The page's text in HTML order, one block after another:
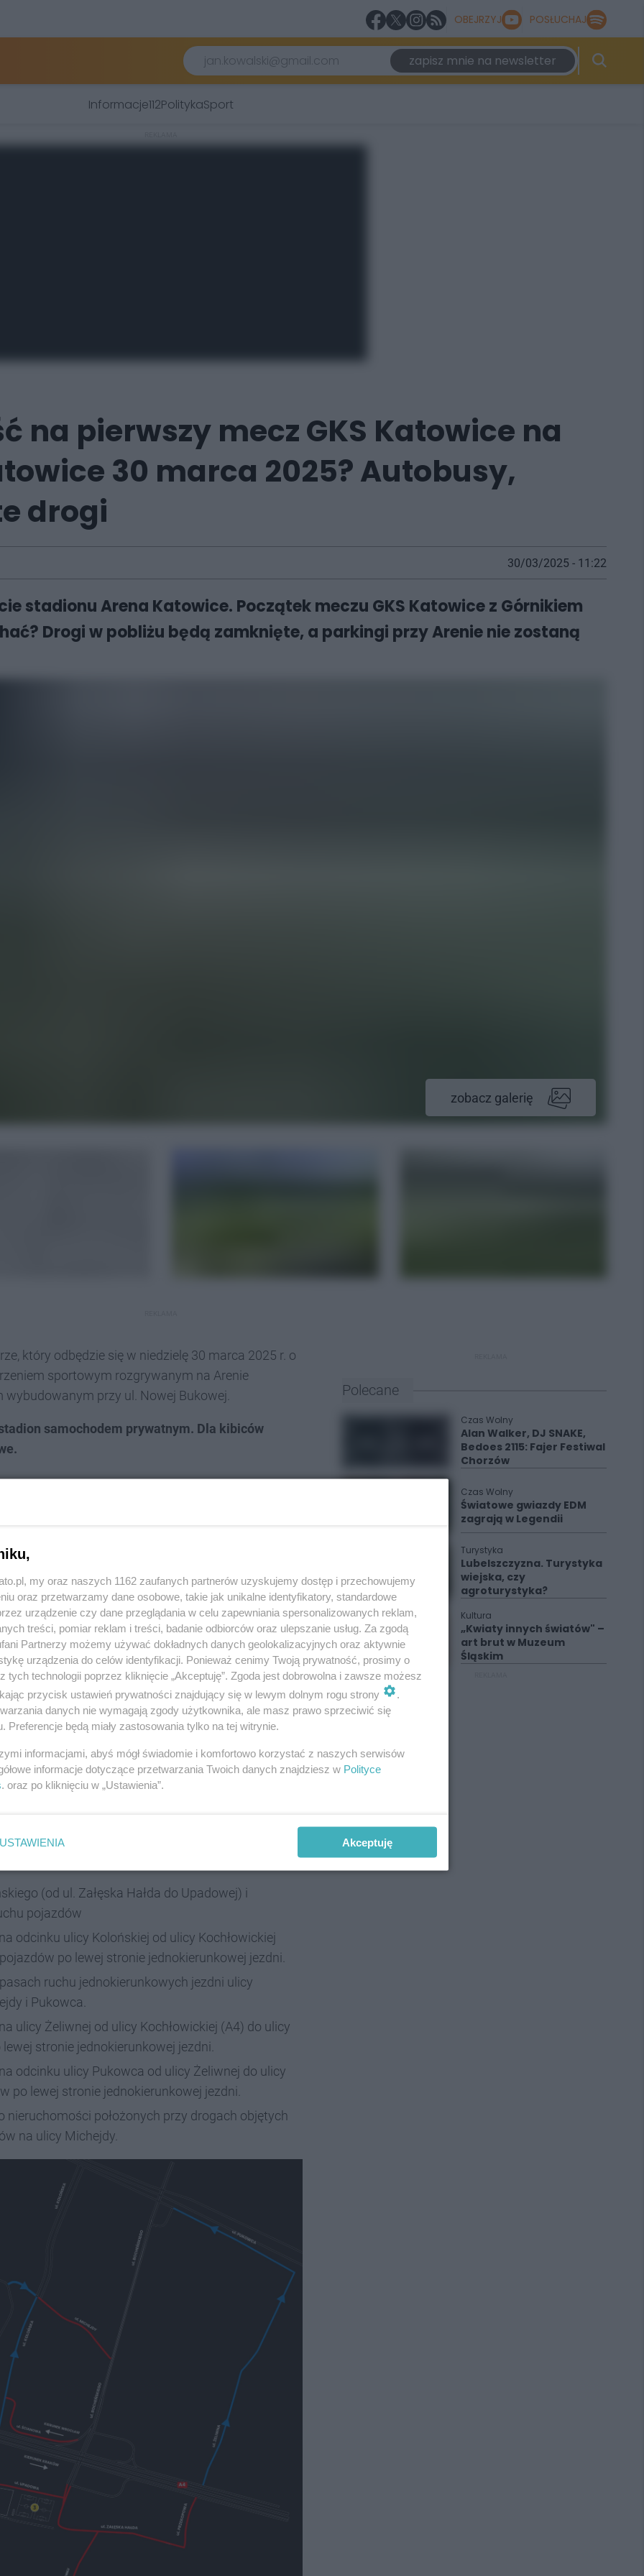
OBEJRZYJ POSŁUCHAJ
zapisz mnie na newsletter
Informacje112PolitykaSport
na pierwszy mecz GKS Katowice na
30 marca 2025? Autobusy,
drogi
30/03/2025 - 11:22
stadionu Arena Katowice. Początek meczu GKS Katowice z Górnikiem
Drogi w pobliżu będą zamknięte, a parkingi przy Arenie nie zostaną
zobacz galerię
który odbędzie się w niedzielę 30 marca 2025 r. o
sportowym rozgrywanym na Arenie
przy ul. Nowej Bukowej.
samochodem prywatnym. Dla kibiców
w pobliżu stadionu, a fragment ul.
pozostawienie aut na parkingach przy
transportu miejskiego.
liniami autobusowymi GKS1 i GKS2 będą
bądź zapisanie na swoim telefonie biletu
Katowice. Wszystkie bilety na mecz
15 tys. kibiców, co może wpływać jakość
- ostrzegają organizatorzy meczu.
Katowice
na odcinku ulicy Bocheńskiego
na ulicach: Upadowej, Przekopowej, Dobrego
(od ul. Załęska Hałda do Upadowej) i
pojazdów
odcinku ulicy Kolońskiej od ulicy Kochłowickiej
po lewej stronie jednokierunkowej jezdni.
ruchu jednokierunkowych jezdni ulicy
i Pukowca.
ulicy Żeliwnej od ulicy Kochłowickiej (A4) do ulicy
stronie jednokierunkowej jezdni.
odcinku ulicy Pukowca od ulicy Żeliwnej do ulicy
po lewej stronie jednokierunkowej jezdni.
położonych przy drogach objętych
na ulicy Michejdy.
Polecane
Czas Wolny
Alan Walker, DJ SNAKE,
Bedoes 2115: Fajer Festiwal
Chorzów
Czas Wolny
Światowe gwiazdy EDM
zagrają w Legendii
Turystyka
Lubelszczyzna. Turystyka
wiejska, czy
agroturystyka?
Kultura
„Kwiaty innych światów" –
art brut w Muzeum
Śląskim
my oraz naszych 1162 zaufanych partnerów uzyskujemy dostęp i przechowujemy
oraz przetwarzamy dane osobowe, takie jak unikalne identyfikatory, standardowe
urządzenie czy dane przeglądania w celu zapewniania spersonalizowanych reklam,
treści, pomiar reklam i treści, badanie odbiorców oraz ulepszanie usług. Za zgodą
Partnerzy możemy używać dokładnych danych geolokalizacyjnych oraz aktywnie
urządzenia do celów identyfikacji. Ponieważ cenimy Twoją prywatność, prosimy o
tych technologii poprzez kliknięcie „Akceptuję”. Zgoda jest dobrowolna i zawsze możesz
przycisk ustawień prywatności znajdujący się w lewym dolnym rogu strony
.
danych nie wymagają zgody użytkownika, ale masz prawo sprzeciwić się
Preferencje będą miały zastosowania tylko na tej witrynie.
informacjami, abyś mógł świadomie i komfortowo korzystać z naszych serwisów
informacje dotyczące przetwarzania Twoich danych znajdziesz w Polityce
. oraz po kliknięciu w „Ustawienia”.
USTAWIENIA Akceptuję